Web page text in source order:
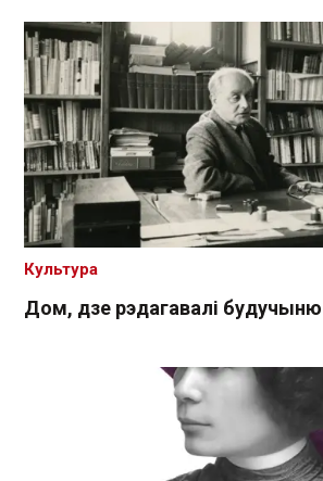
Дом, дзе рэдагавалі будучыню
Культура